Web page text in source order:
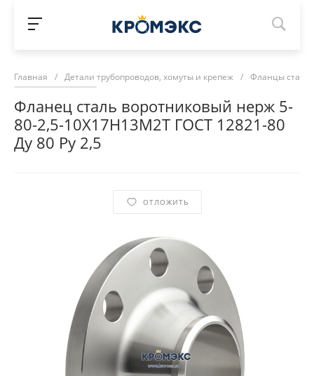
Главная / Детали трубопроводов, хомуты и крепеж / Фланцы
Фланец сталь воротниковый нерж 5-
80-2,5-10Х17Н13М2Т ГОСТ 12821-80
Ду 80 Ру 2,5
ОТЛОЖИТЬ